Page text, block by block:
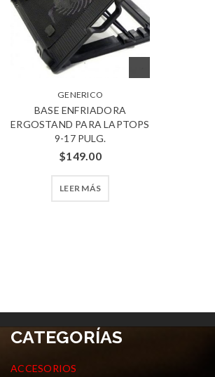
GENERICO
BASE ENFRIADORA
ERGOSTAND PARA LAPTOPS
9-17 PULG.
$149.00
LEER MÁS
CATEGORÍAS
ACCESORIOS